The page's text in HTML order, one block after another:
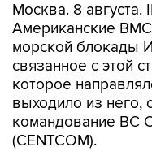
Москва. 8 августа.
Американские
морской блокады
связанное с этой
которое
выходило из него,
командование ВС
(CENTCOM).